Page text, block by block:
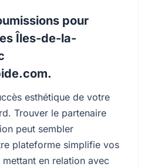
pour
Îles-de-la-
esthétique de votre
Trouver le partenaire
peut sembler
plateforme simplifie vos
en relation avec